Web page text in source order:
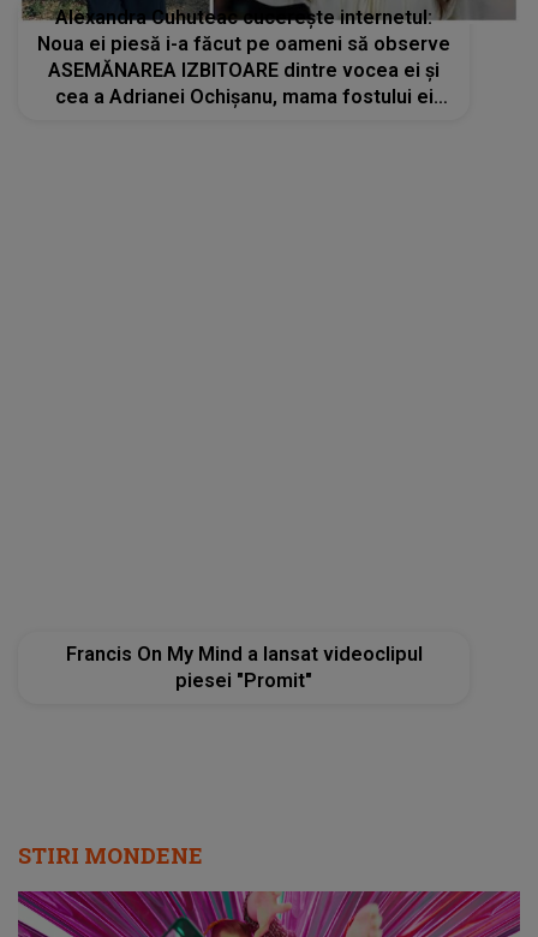
Alexandra Cuhuteac cucerește internetul:
Noua ei piesă i-a făcut pe oameni să observe
ASEMĂNAREA IZBITOARE dintre vocea ei și
cea a Adrianei Ochișanu, mama fostului ei